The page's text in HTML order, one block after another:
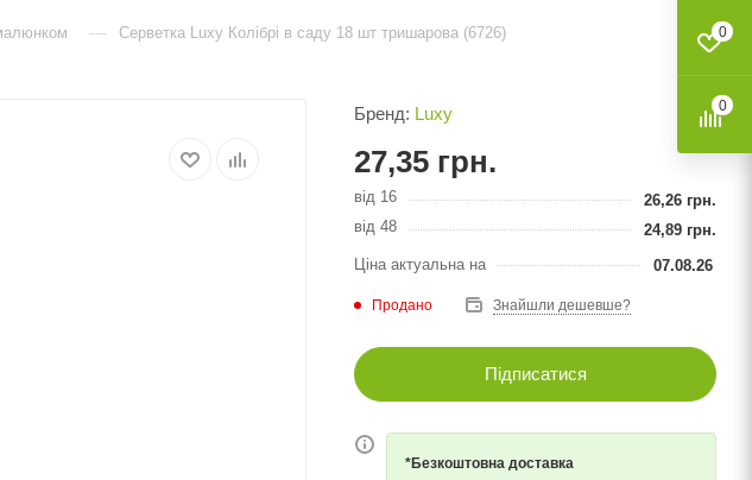
— Серветка Luxy Колібрі в саду 18 шт тришарова (6726)
Бренд: Luxy
27,35 грн.
від 16 26,26 грн.
від 48
24,89 грн.
Ціна актуальна на
07.08.26
Продано Знайшли дешевше?
Підписатися
*Безкоштовна доставка
0
0